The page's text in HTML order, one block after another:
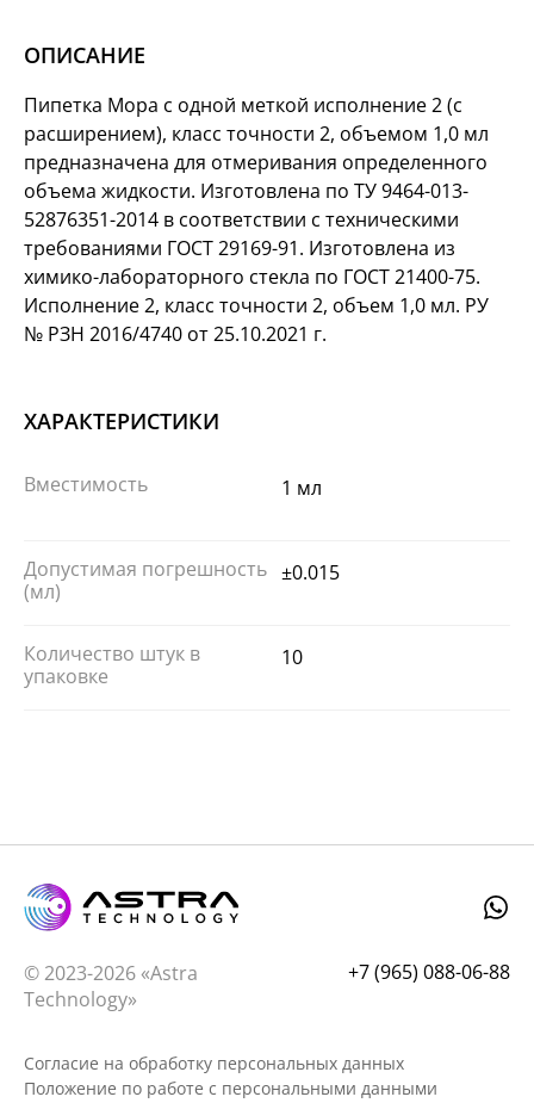
ОПИСАНИЕ
Пипетка Мора с одной меткой исполнение 2 (с
расширением), класс точности 2, объемом 1,0 мл
предназначена для отмеривания определенного
объема жидкости. Изготовлена по ТУ 9464-013-
52876351-2014 в соответствии с техническими
требованиями ГОСТ 29169-91. Изготовлена из
химико-лабораторного стекла по ГОСТ 21400-75.
Исполнение 2, класс точности 2, объем 1,0 мл. РУ
№ РЗН 2016/4740 от 25.10.2021 г.
ХАРАКТЕРИСТИКИ
Вместимость 1 мл
Допустимая погрешность
(мл)
±0.015
Количество штук в
упаковке
10
© 2023-2026 «Astra
Technology»
+7 (965) 088-06-88
Согласие на обработку персональных данных
Положение по работе с персональными данными